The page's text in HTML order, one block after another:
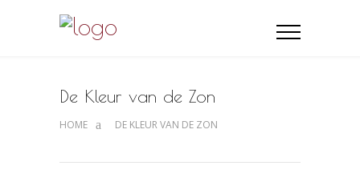
De Kleur van de Zon
HOME DE KLEUR VAN DE ZON